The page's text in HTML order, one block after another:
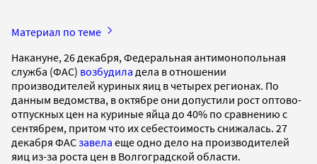
Материал по теме
Накануне, 26 декабря, Федеральная антимонопольная
служба (ФАС) возбудила дела в отношении
производителей куриных яиц в четырех регионах. По
данным ведомства, в октябре они допустили рост оптово-
отпускных цен на куриные яйца до 40% по сравнению с
сентябрем, притом что их себестоимость снижалась. 27
декабря ФАСзавела еще одно дело на производителей
яиц из-за роста цен в Волгоградской области.